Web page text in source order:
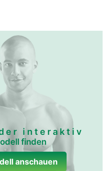
interaktiv
finden
anschauen